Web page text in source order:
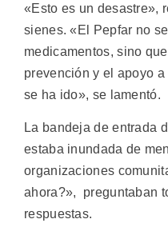
«Esto es un desastre»,
sienes. «El Pepfar no
medicamentos, sino
prevención y el apoyo
se ha ido», se lamentó.
La bandeja de entrada
estaba inundada de
organizaciones
ahora?», preguntaban
respuestas.